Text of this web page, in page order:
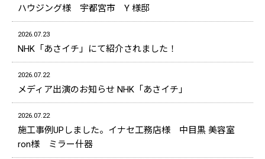
ハウジング様 宇都宮市 Y 様邸
2026.07.23
NHK「あさイチ」にて紹介されました！
2026.07.22
メディア出演のお知らせ NHK「あさイチ」
2026.07.22
施工事例UPしました。イナセ工務店様 中目黒 美容室
ron様 ミラー什器